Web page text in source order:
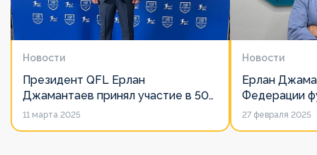
Новости
Президент QFL Ерлан
Джамантаев принял участие в 50-
м Общем собрании Европейских
11 марта 2025
Новости
Ерлан
Федерации
дорожит
27 февраля 2025